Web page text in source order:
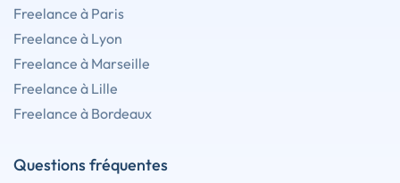
Freelance à Paris
Freelance à Lyon
Freelance à Marseille
Freelance à Lille
Freelance à Bordeaux
Questions fréquentes